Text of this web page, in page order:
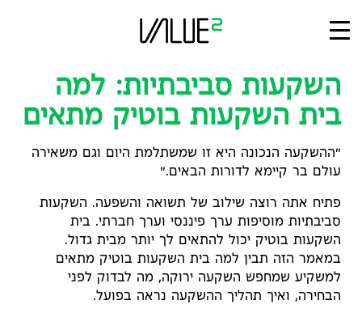
content
השקעות סביבתיות: למה
בית השקעות בוטיק מתאים
"ההשקעה הנכונה היא זו שמשתלמת היום וגם משאירה
עולם בר קיימא לדורות הבאים."
פתיח אתה רוצה שילוב של תשואה והשפעה. השקעות
סביבתיות מוסיפות ערך פיננסי וערך חברתי. בית
השקעות בוטיק יכול להתאים לך יותר מבית גדול.
במאמר הזה תבין למה בית השקעות בוטיק מתאים
למשקיע שמחפש השקעה ירוקה, מה לבדוק לפני
הבחירה, ואיך תהליך ההשקעה נראה בפועל.